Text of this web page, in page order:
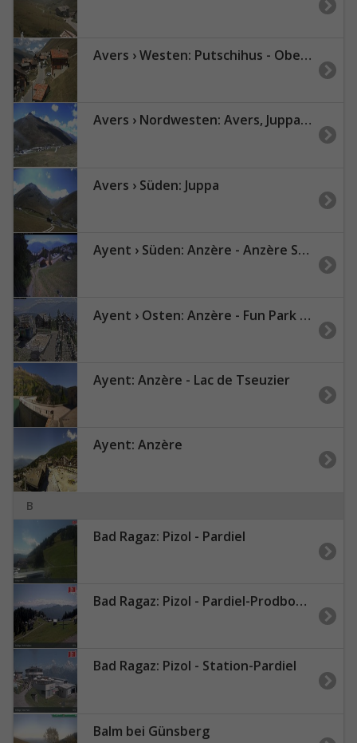
Avers › Westen: Putschihus - Ober Juf
Avers › Nordwesten: Avers, Juppa - Tscheischhorn
Avers › Süden: Juppa
Ayent › Süden: Anzère - Anzère Ski Resort
Ayent › Osten: Anzère - Fun Park - Anzère Ski Resort
Ayent: Anzère - Lac de Tseuzier
Ayent: Anzère
B
Bad Ragaz: Pizol - Pardiel
Bad Ragaz: Pizol - Pardiel-Prodboden
Bad Ragaz: Pizol - Station-Pardiel
Balm bei Günsberg